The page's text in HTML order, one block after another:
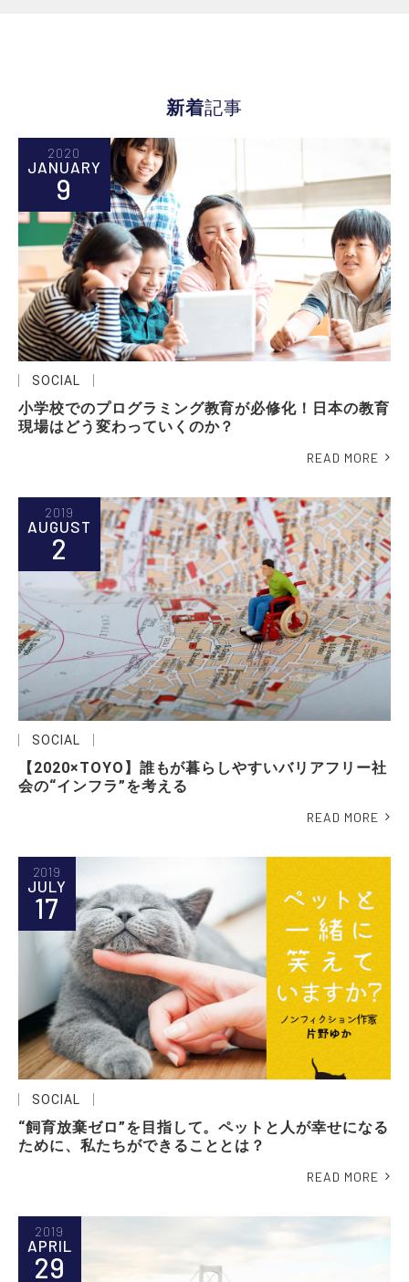
新着記事
2020
JANUARY
9
SOCIAL
小学校でのプログラミング教育が必修化！日本の教育
現場はどう変わっていくのか？
READ MORE
2019
AUGUST
2
SOCIAL
【2020×TOYO】誰もが暮らしやすいバリアフリー社
会の“インフラ”を考える
READ MORE
2019
JULY
17
SOCIAL
“飼育放棄ゼロ”を目指して。ペットと人が幸せになる
ために、私たちができることとは？
READ MORE
2019
APRIL
29